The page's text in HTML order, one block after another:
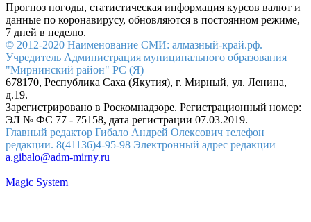
Прогноз погоды, статистическая информация курсов валют и
данные по коронавирусу, обновляются в постоянном режиме,
7 дней в неделю.
© 2012-2020 Наименование СМИ: алмазный-край.рф.
Учредитель Администрация муниципального образования
"Мирнинский район" РС (Я)
678170, Республика Саха (Якутия), г. Мирный, ул. Ленина,
д.19.
Зарегистрировано в Роскомнадзоре. Регистрационный номер:
ЭЛ № ФС 77 - 75158, дата регистрации 07.03.2019.
Главный редактор Гибало Андрей Олексович телефон
редакции. 8(41136)4-95-98 Электронный адрес редакции
a.gibalo@adm-mirny.ru
Magic System